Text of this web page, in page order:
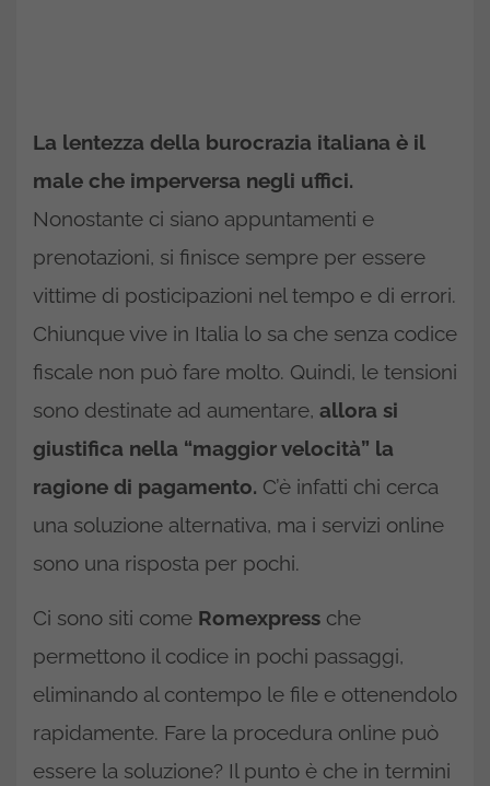
La lentezza della burocrazia italiana è il
male che imperversa negli uffici.
Nonostante ci siano appuntamenti e
prenotazioni, si finisce sempre per essere
vittime di posticipazioni nel tempo e di errori.
Chiunque vive in Italia lo sa che senza codice
fiscale non può fare molto. Quindi, le tensioni
sono destinate ad aumentare, allora si
giustifica nella “maggior velocità” la
ragione di pagamento. C’è infatti chi cerca
una soluzione alternativa, ma i servizi online
sono una risposta per pochi.
Ci sono siti come Romexpress che
permettono il codice in pochi passaggi,
eliminando al contempo le file e ottenendolo
rapidamente. Fare la procedura online può
essere la soluzione? Il punto è che in termini